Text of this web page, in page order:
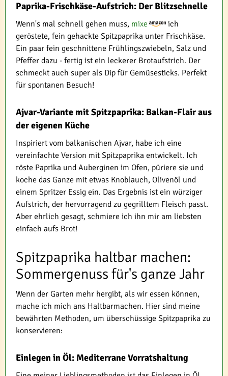
Paprika-Frischkäse-Aufstrich: Der Blitzschnelle
Wenn's mal schnell gehen muss, mixe
ich
geröstete, fein gehackte Spitzpaprika unter Frischkäse.
Ein paar fein geschnittene Frühlingszwiebeln, Salz und
Pfeffer dazu - fertig ist ein leckerer Brotaufstrich. Der
schmeckt auch super als Dip für Gemüsesticks. Perfekt
für spontanen Besuch!
Ajvar-Variante mit Spitzpaprika: Balkan-Flair aus
der eigenen Küche
Inspiriert vom balkanischen Ajvar, habe ich eine
vereinfachte Version mit Spitzpaprika entwickelt. Ich
röste Paprika und Auberginen im Ofen, püriere sie und
koche das Ganze mit etwas Knoblauch, Olivenöl und
einem Spritzer Essig ein. Das Ergebnis ist ein würziger
Aufstrich, der hervorragend zu gegrilltem Fleisch passt.
Aber ehrlich gesagt, schmiere ich ihn mir am liebsten
einfach aufs Brot!
Spitzpaprika haltbar machen:
Sommergenuss für's ganze Jahr
Wenn der Garten mehr hergibt, als wir essen können,
mache ich mich ans Haltbarmachen. Hier sind meine
bewährten Methoden, um überschüssige Spitzpaprika zu
konservieren:
Einlegen in Öl: Mediterrane Vorratshaltung